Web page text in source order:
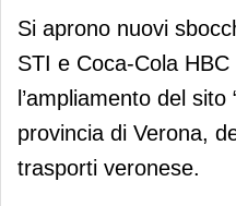
STI e Coca-Cola
la partnership
Si aprono nuovi
STI e Coca-Cola
l’ampliamento del sito
provincia di Verona,
trasporti veronese.